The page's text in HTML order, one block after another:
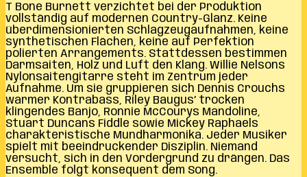
T Bone Burnett verzichtet bei der Produktion
vollständig auf modernen Country-Glanz. Keine
überdimensionierten Schlagzeugaufnahmen, keine
synthetischen Flächen, keine auf Perfektion
polierten Arrangements. Stattdessen bestimmen
Darmsaiten, Holz und Luft den Klang. Willie Nelsons
Nylonsaitengitarre steht im Zentrum jeder
Aufnahme. Um sie gruppieren sich Dennis Crouchs
warmer Kontrabass, Riley Baugus’ trocken
klingendes Banjo, Ronnie McCourys Mandoline,
Stuart Duncans Fiddle sowie Mickey Raphaels
charakteristische Mundharmonika. Jeder Musiker
spielt mit beeindruckender Disziplin. Niemand
versucht, sich in den Vordergrund zu drängen. Das
Ensemble folgt konsequent dem Song.